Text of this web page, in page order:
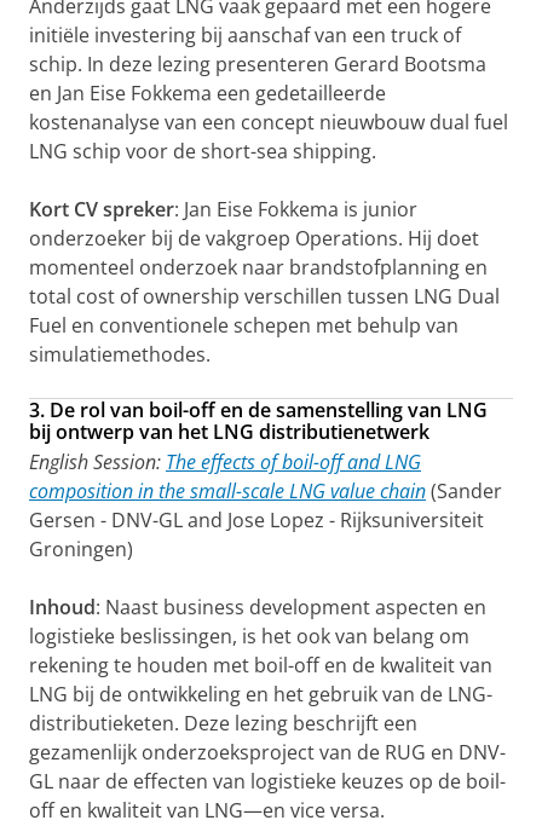
Anderzijds gaat LNG vaak gepaard met een hogere
initiële investering bij aanschaf van een truck of
schip. In deze lezing presenteren Gerard Bootsma
en Jan Eise Fokkema een gedetailleerde
kostenanalyse van een concept nieuwbouw dual fuel
LNG schip voor de short-sea shipping.
Kort CV spreker: Jan Eise Fokkema is junior
onderzoeker bij de vakgroep Operations. Hij doet
momenteel onderzoek naar brandstofplanning en
total cost of ownership verschillen tussen LNG Dual
Fuel en conventionele schepen met behulp van
simulatiemethodes.
3. De rol van boil-off en de samenstelling van LNG
bij ontwerp van het LNG distributienetwerk
English Session: The effects of boil-off and LNG
composition in the small-scale LNG value chain(Sander
Gersen - DNV-GL and Jose Lopez - Rijksuniversiteit
Groningen)
Inhoud: Naast business development aspecten en
logistieke beslissingen, is het ook van belang om
rekening te houden met boil-off en de kwaliteit van
LNG bij de ontwikkeling en het gebruik van de LNG-
distributieketen. Deze lezing beschrijft een
gezamenlijk onderzoeksproject van de RUG en DNV-
GL naar de effecten van logistieke keuzes op de boil-
off en kwaliteit van LNG—en vice versa.